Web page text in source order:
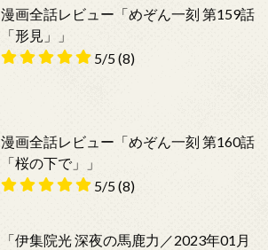
漫画全話レビュー「めぞん一刻 第159話
「形見」」
5/5(8)
漫画全話レビュー「めぞん一刻 第160話
「桜の下で」」
5/5(8)
「伊集院光 深夜の馬鹿力／2023年01月